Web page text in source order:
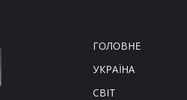
ГОЛОВНЕ
УКРАЇНА
СВІТ